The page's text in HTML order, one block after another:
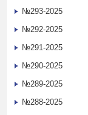
№293-2025
№292-2025
№291-2025
№290-2025
№289-2025
№288-2025